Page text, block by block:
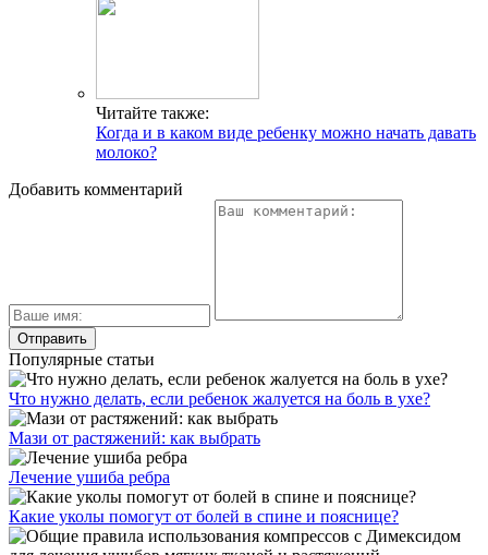
Читайте также:
Когда и в каком виде ребенку можно начать давать
молоко?
Добавить комментарий
Популярные статьи
Что нужно делать, если ребенок жалуется на боль в ухе?
Мази от растяжений: как выбрать
Лечение ушиба ребра
Какие уколы помогут от болей в спине и пояснице?